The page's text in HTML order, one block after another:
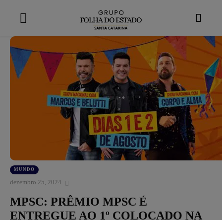
MUNDO
dezembro 25, 2024
MPSC: PRÊMIO MPSC É
ENTREGUE AO 1º COLOCADO NA